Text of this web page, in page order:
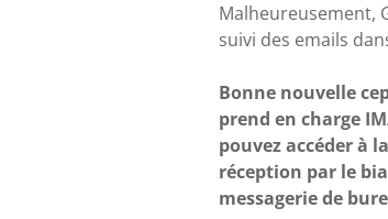
Malheureusement,
suivi des emails
Bonne nouvelle
prend en charge
pouvez accéder à
réception par le
messagerie de